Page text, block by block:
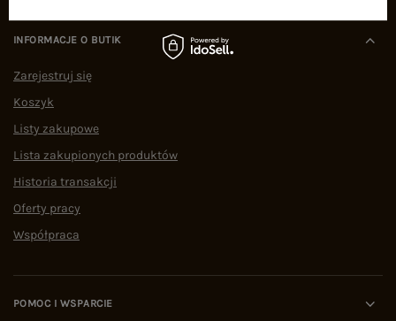
INFORMACJE O BUTIK
Zarejestruj się
Koszyk
Listy zakupowe
Lista zakupionych produktów
Historia transakcji
Oferty pracy
Współpraca
POMOC I WSPARCIE